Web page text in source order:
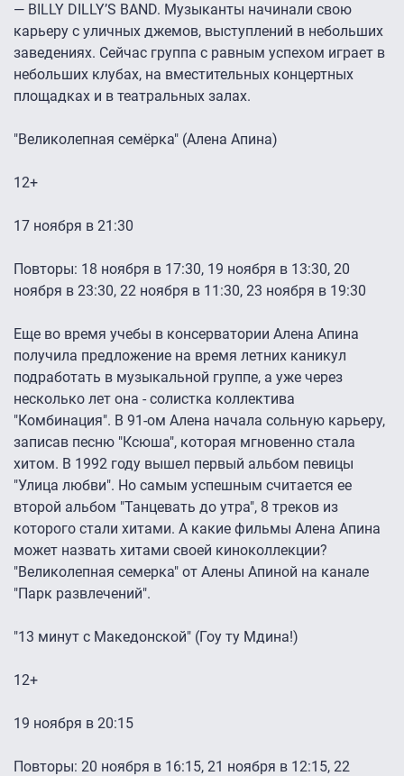
— BILLY DILLY’S BAND. Музыканты начинали свою
карьеру с уличных джемов, выступлений в небольших
заведениях. Сейчас группа с равным успехом играет в
небольших клубах, на вместительных концертных
площадках и в театральных залах.
"Великолепная семёрка" (Алена Апина)
12+
17 ноября в 21:30
Повторы: 18 ноября в 17:30, 19 ноября в 13:30, 20
ноября в 23:30, 22 ноября в 11:30, 23 ноября в 19:30
Еще во время учебы в консерватории Алена Апина
получила предложение на время летних каникул
подработать в музыкальной группе, а уже через
несколько лет она - солистка коллектива
"Комбинация". В 91-ом Алена начала сольную карьеру,
записав песню "Ксюша", которая мгновенно стала
хитом. В 1992 году вышел первый альбом певицы
"Улица любви". Но самым успешным считается ее
второй альбом "Танцевать до утра", 8 треков из
которого стали хитами. А какие фильмы Алена Апина
может назвать хитами своей киноколлекции?
"Великолепная семерка" от Алены Апиной на канале
"Парк развлечений".
"13 минут с Македонской" (Гоу ту Мдина!)
12+
19 ноября в 20:15
Повторы: 20 ноября в 16:15, 21 ноября в 12:15, 22